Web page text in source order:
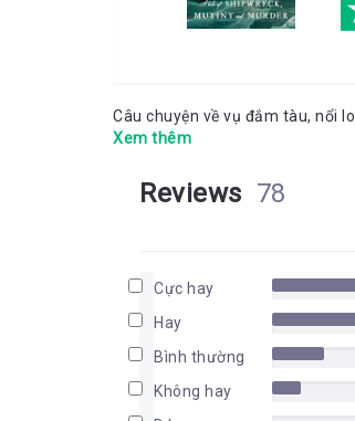
Câu chuyện về vụ đắm tàu, nổi
Xem thêm
Reviews 78
Cực hay
Hay
Bình thường
Không hay